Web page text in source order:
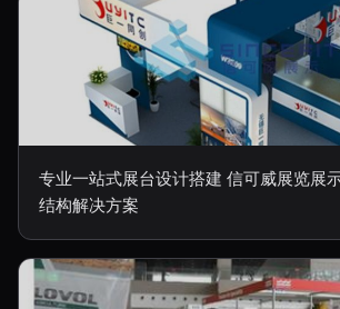
专业一站式展台设计搭建 信可威展览展
结构解决方案